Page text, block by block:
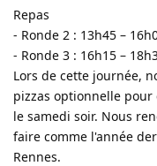
Repas
- Ronde 2 : 13h45 –
- Ronde 3 : 16h15 –
Lors de cette journée,
pizzas optionnelle
le samedi soir. Nous
faire comme l'année
Rennes.